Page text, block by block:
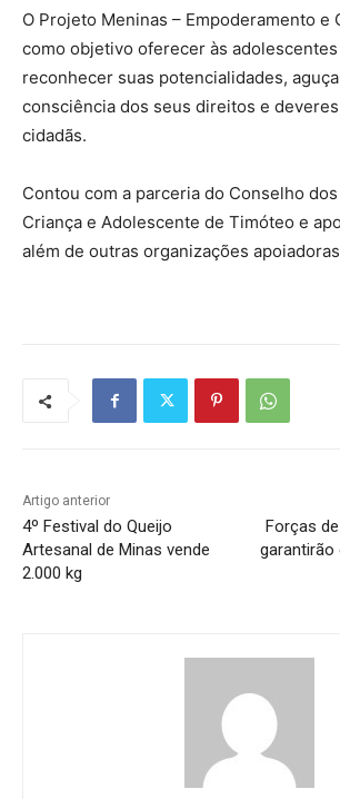
O Projeto Meninas – Empoderamento e
como objetivo oferecer às
reconhecer suas potencialidades,
consciência dos seus direitos e
cidadãs.
Contou com a parceria do Conselho
Criança e Adolescente de Timóteo e
além de outras organizações
Artigo anterior
4º Festival do Queijo
Artesanal de Minas vende
2.000 kg
Forças
garantirão